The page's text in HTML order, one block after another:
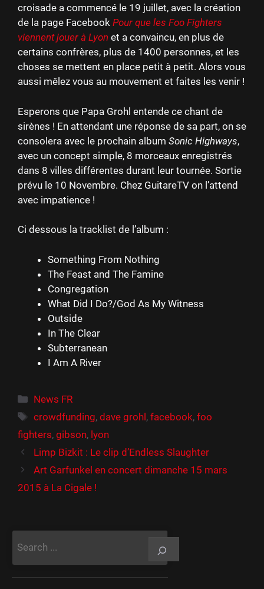
croisade a commencé le 19 juillet, avec la création
de la page Facebook Pour que les Foo Fighters
viennent jouer à Lyon et a convaincu, en plus de
certains confrères, plus de 1400 personnes, et les
choses se mettent en place petit à petit. Alors vous
aussi mêlez vous au mouvement et faites les venir !
Esperons que Papa Grohl entende ce chant de
sirènes ! En attendant une réponse de sa part, on se
consolera avec le prochain album Sonic Highways,
avec un concept simple, 8 morceaux enregistrés
dans 8 villes différentes durant leur tournée. Sortie
prévu le 10 Novembre. Chez GuitareTV on l’attend
avec impatience !
Ci dessous la tracklist de l’album :
Something From Nothing
The Feast and The Famine
Congregation
What Did I Do?/God As My Witness
Outside
In The Clear
Subterranean
I Am A River
Catégories
News FR
Étiquettes
crowdfunding,dave grohl,facebook,foo
fighters, gibson, lyon
Limp Bizkit : Le clip d’Endless Slaughter
Art Garfunkel en concert dimanche 15 mars
2015 à La Cigale !